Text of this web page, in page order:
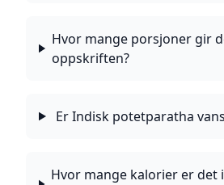
Hvor mange porsjoner gir
oppskriften?
Er Indisk potetparatha
Hvor mange kalorier er det